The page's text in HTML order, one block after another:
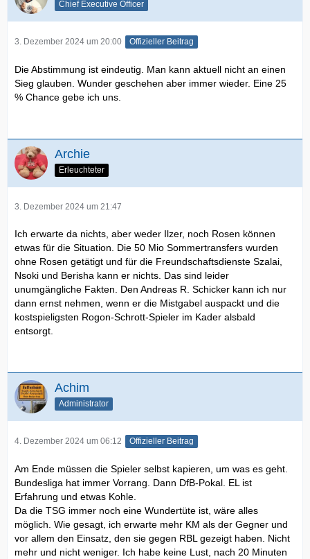
Chief Executive Officer
3. Dezember 2024 um 20:00 Offizieller Beitrag
Die Abstimmung ist eindeutig. Man kann aktuell nicht an einen
Sieg glauben. Wunder geschehen aber immer wieder. Eine 25
% Chance gebe ich uns.
Archie
Erleuchteter
3. Dezember 2024 um 21:47
Ich erwarte da nichts, aber weder Ilzer, noch Rosen können
etwas für die Situation. Die 50 Mio Sommertransfers wurden
ohne Rosen getätigt und für die Freundschaftsdienste Szalai,
Nsoki und Berisha kann er nichts. Das sind leider
unumgängliche Fakten. Den Andreas R. Schicker kann ich nur
dann ernst nehmen, wenn er die Mistgabel auspackt und die
kostspieligsten Rogon-Schrott-Spieler im Kader alsbald
entsorgt.
Achim
Administrator
4. Dezember 2024 um 06:12 Offizieller Beitrag
Am Ende müssen die Spieler selbst kapieren, um was es geht.
Bundesliga hat immer Vorrang. Dann DfB-Pokal. EL ist
Erfahrung und etwas Kohle.
Da die TSG immer noch eine Wundertüte ist, wäre alles
möglich. Wie gesagt, ich erwarte mehr KM als der Gegner und
vor allem den Einsatz, den sie gegen RBL gezeigt haben. Nicht
mehr und nicht weniger. Ich habe keine Lust, nach 20 Minuten